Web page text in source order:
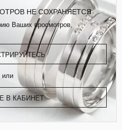
НЕ СОХРАНЯЕТСЯ
Ваших просмотров,
или
В КАБИНЕТ